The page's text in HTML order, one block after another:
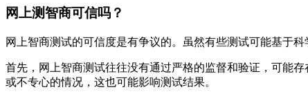
网上测智商可信吗？
网上智商测试的可信度是有争议的。虽然有些测试可能基于
首先，网上智商测试往往没有通过严格的监督和验证，可能
或不专心的情况，这也可能影响测试结果。